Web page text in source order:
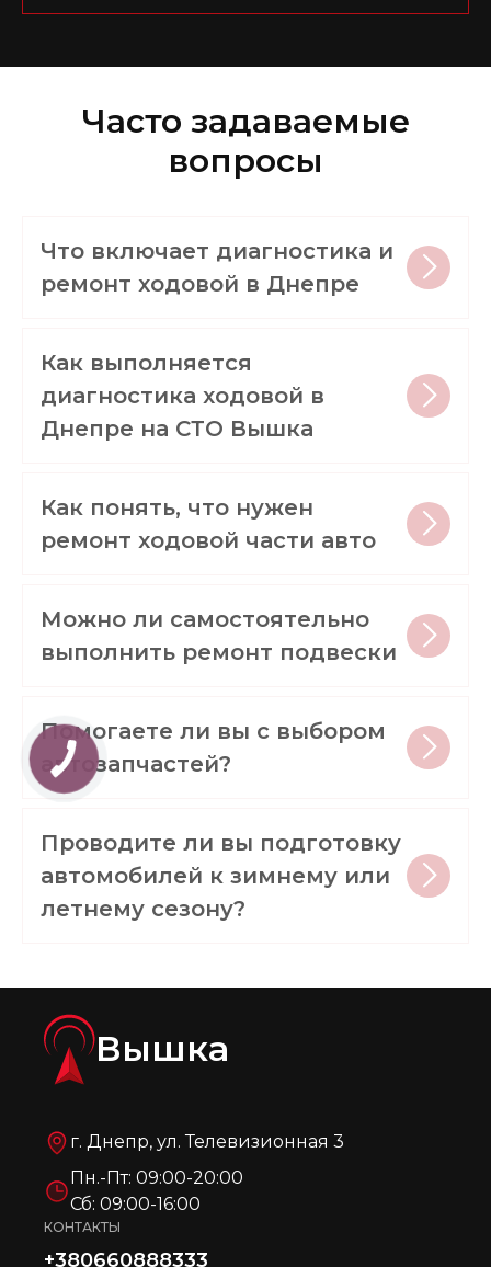
Часто задаваемые
вопросы
Что включает диагностика и
ремонт ходовой в Днепре
Как выполняется
диагностика ходовой в
Днепре на СТО Вышка
Как понять, что нужен
ремонт ходовой части авто
Можно ли самостоятельно
выполнить ремонт подвески
Помогаете ли вы с выбором
автозапчастей?
Проводите ли вы подготовку
автомобилей к зимнему или
летнему сезону?
Вышка
г. Днепр, ул. Телевизионная 3
Пн.-Пт: 09:00-20:00
Сб: 09:00-16:00
КОНТАКТЫ
+380660888333